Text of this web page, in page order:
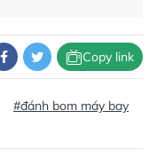
Copy link
#đánh bom máy bay